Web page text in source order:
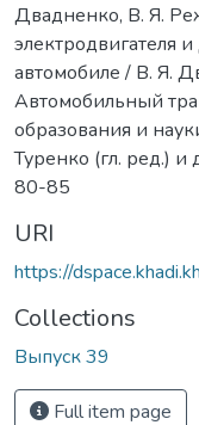
Двадненко, В. Я.
электродвигателя
автомобиле / В. Я.
Автомобильный
образования и
Туренко (гл. ред.) и
80-85
URI
https://
Collections
Выпуск 39
Full item page